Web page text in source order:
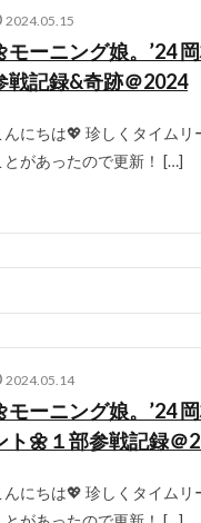
2024.05.15
モーニング娘。’24
戦記録&奇跡＠2024
んにちは💖 珍しくタイム
とがあったので更新！ […]
2024.05.14
モーニング娘。’24
ト🌼１部参戦記録＠
んにちは💖 珍しくタイム